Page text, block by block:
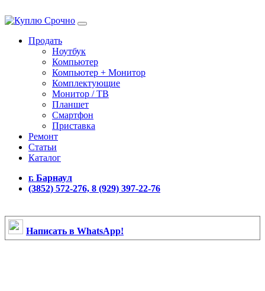
Продать
Ноутбук
Компьютер
Компьютер + Монитор
Комплектующие
Монитор / ТВ
Планшет
Смартфон
Приставка
Ремонт
Статьи
Каталог
г. Барнаул
(3852) 572-276, 8 (929) 397-22-76
Написать в WhatsApp!